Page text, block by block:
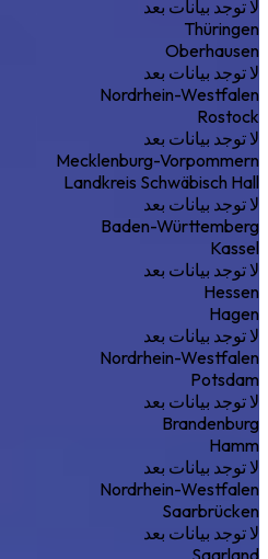
لا توجد بيانات بعد
Thüringen
Oberhausen
لا توجد بيانات بعد
Nordrhein-Westfalen
Rostock
لا توجد بيانات بعد
Mecklenburg-Vorpommern
Landkreis Schwäbisch Hall
لا توجد بيانات بعد
Baden-Württemberg
Kassel
لا توجد بيانات بعد
Hessen
Hagen
لا توجد بيانات بعد
Nordrhein-Westfalen
Potsdam
لا توجد بيانات بعد
Brandenburg
Hamm
لا توجد بيانات بعد
Nordrhein-Westfalen
Saarbrücken
لا توجد بيانات بعد
Saarland